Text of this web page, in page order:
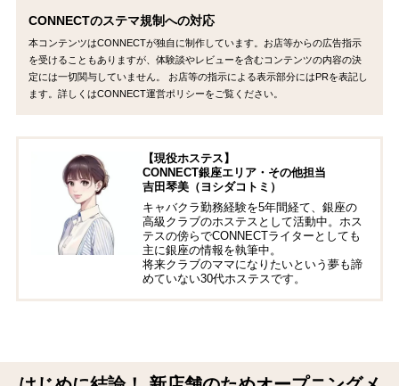
CONNECTのステマ規制への対応
本コンテンツはCONNECTが独自に制作しています。お店等からの広告指示
を受けることもありますが、体験談やレビューを含むコンテンツの内容の決
定には一切関与していません。 お店等の指示による表示部分にはPRを表記し
ます。詳しくはCONNECT運営ポリシーをご覧ください。
【現役ホステス】
CONNECT銀座エリア・その他担当
吉田琴美（ヨシダコトミ）
キャバクラ勤務経験を5年間経て、銀座の
高級クラブのホステスとして活動中。ホス
テスの傍らでCONNECTライターとしても
主に銀座の情報を執筆中。
将来クラブのママになりたいという夢も諦
めていない30代ホステスです。